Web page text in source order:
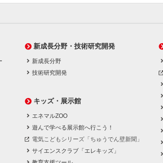
新成長分野・技術研究開発
新成長分野
技術研究開発
キッズ・展示館
エネマルZOO
遊んで学べる展示館へ行こう！
電気こどもシリーズ「ちゅうでん壁新聞」
サイエンスクラブ「エレキッズ」